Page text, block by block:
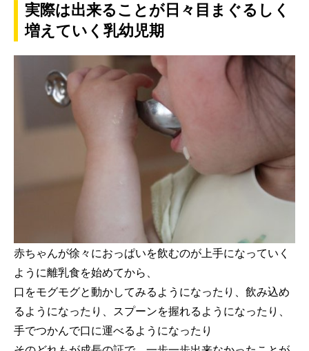
実際は出来ることが日々目まぐるしく
増えていく乳幼児期
赤ちゃんが徐々におっぱいを飲むのが上手になっていく
ように離乳食を始めてから、
口をモグモグと動かしてみるようになったり、飲み込め
るようになったり、スプーンを握れるようになったり、
手でつかんで口に運べるようになったり